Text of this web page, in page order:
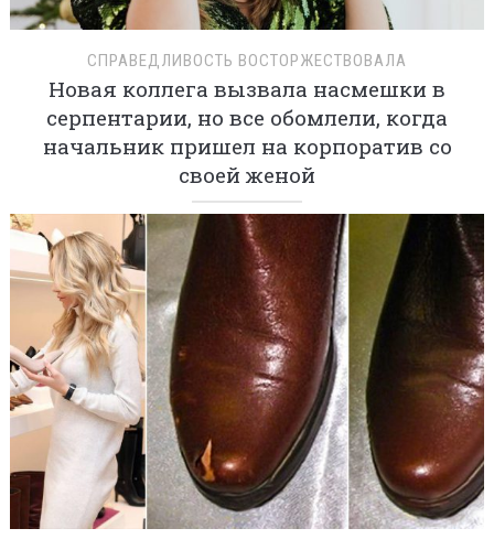
СПРАВЕДЛИВОСТЬ ВОСТОРЖЕСТВОВАЛА
Новая коллега вызвала насмешки в
серпентарии, но все обомлели, когда
начальник пришел на корпоратив со
своей женой